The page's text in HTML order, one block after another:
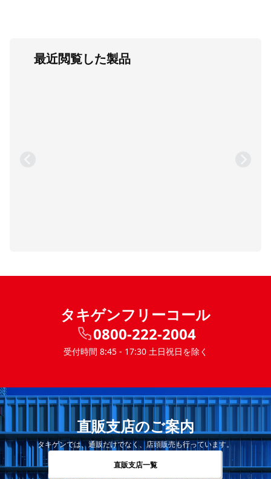
最近閲覧した製品
タキゲンフリーコール
0800-222-2004
受付時間 8:45 - 17:30 土日祝日を除く
直販支店のご案内
タキゲンでは、通販だけでなく、店頭販売も行っています。
直販支店一覧